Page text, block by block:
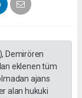
Demirören
eklenen tüm
ajans
alan hukuki